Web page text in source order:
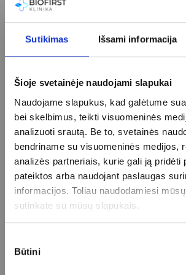
Sutikimas Išsami informacija
Šioje svetainėje naudojami slapukai
Naudojame slapukus, kad galėtume
bei skelbimus, teikti visuomeninės
analizuoti srautą. Be to, svetainės
bendriname su visuomeninės medijos,
analizės partneriais, kurie gali ją pridėti
pateiktos arba naudojant paslaugas
informacijos. Toliau naudodamiesi
sutinkate su mūsų slapukais.
pasirinkimas
Būtini
grožio perversmas – savo kraujo
injekcijos
2018-09-25